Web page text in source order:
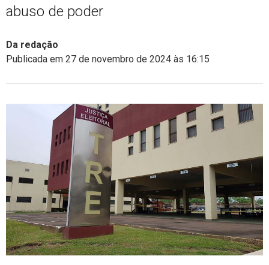
abuso de poder
Da redação
Publicada em 27 de novembro de 2024 às 16:15